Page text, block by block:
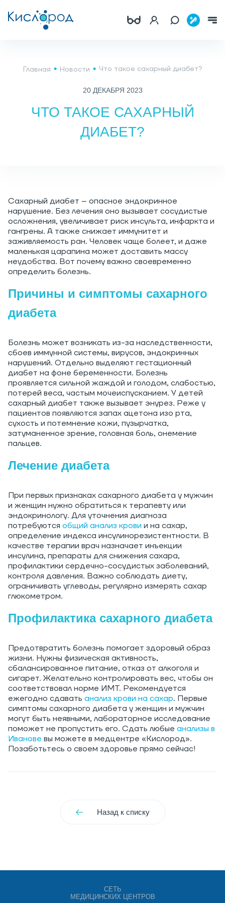
Главная Новости Что такое сахарный диабет?
20 ДЕКАБРЯ 2023
ЧТО ТАКОЕ САХАРНЫЙ
ДИАБЕТ?
Сахарный диабет – опасное эндокринное
нарушение. Без лечения оно вызывает сосудистые
осложнения, увеличивает риск инсульта, инфаркта и
гангрены. А также снижает иммунитет и
заживляемость ран. Человек чаще болеет, и даже
маленькая царапина может доставить массу
неудобства. Вот почему важно своевременно
определить болезнь.
Причины и симптомы сахарного
диабета
Болезнь может возникать из-за наследственности,
сбоев иммунной системы, вирусов, эндокринных
нарушений. Отдельно выделяют гестационный
диабет на фоне беременности. Болезнь
проявляется сильной жаждой и голодом, слабостью,
потерей веса, частым мочеиспусканием. У детей
сахарный диабет также вызывает энурез. Реже у
пациентов появляются запах ацетона изо рта,
сухость и потемнение кожи, пузырчатка,
затуманенное зрение, головная боль, онемение
пальцев.
Лечение диабета
При первых признаках сахарного диабета у мужчин
и женщин нужно обратиться к терапевту или
эндокринологу. Для уточнения диагноза
потребуются общий анализ крови и на сахар,
определение индекса инсулинорезистентности. В
качестве терапии врач назначает инъекции
инсулина, препараты для снижения сахара,
профилактики сердечно-сосудистых заболеваний,
контроля давления. Важно соблюдать диету,
ограничивать углеводы, регулярно измерять сахар
глюкометром.
Профилактика сахарного диабета
Предотвратить болезнь помогает здоровый образ
жизни. Нужны физическая активность,
сбалансированное питание, отказ от алкоголя и
сигарет. Желательно контролировать вес, чтобы он
соответствовал норме ИМТ. Рекомендуется
ежегодно сдавать анализ крови на сахар. Первые
симптомы сахарного диабета у женщин и мужчин
могут быть неявными, лабораторное исследование
поможет не пропустить его. Сдать любые анализы в
Иванове вы можете в медцентре «Кислород».
Позаботьтесь о своем здоровье прямо сейчас!
Назад к списку
СЕТЬ
МЕДИЦИНСКИХ ЦЕНТРОВ